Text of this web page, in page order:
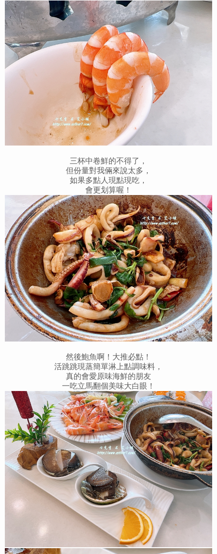
三杯中卷鮮的不得了，
但份量對我倆來說太多，
如果多點人現點現吃，
會更划算喔！
然後鮑魚啊！大推必點！
活跳跳現蒸簡單淋上點調味料，
真的會愛原味海鮮的朋友
一吃立馬翻個美味大白眼！